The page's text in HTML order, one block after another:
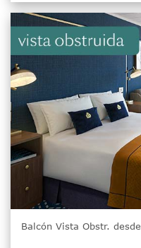
Balcón Vista Obstr. desde